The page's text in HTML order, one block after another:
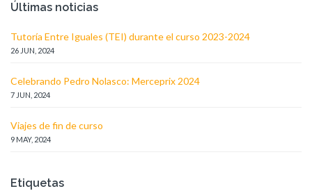
Últimas noticias
Tutoría Entre Iguales (TEI) durante el curso 2023-2024
26 JUN, 2024
Celebrando Pedro Nolasco: Merceprix 2024
7 JUN, 2024
Viajes de fin de curso
9 MAY, 2024
Etiquetas